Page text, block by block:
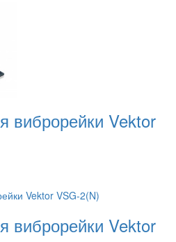
Vektor
Vektor